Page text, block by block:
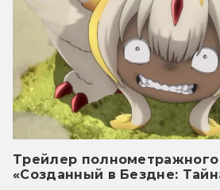
Трейлер
«Созданный в Бездне: